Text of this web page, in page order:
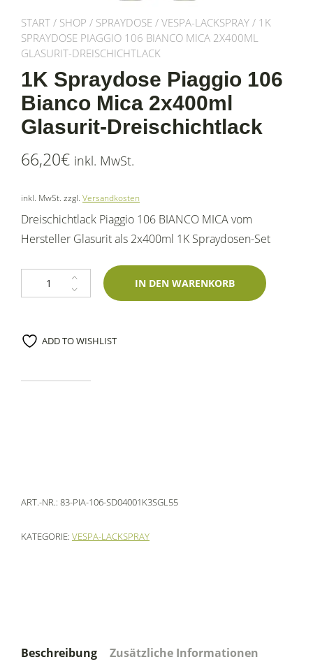
START / SHOP / SPRAYDOSE / VESPA-LACKSPRAY / 1K
SPRAYDOSE PIAGGIO 106 BIANCO MICA 2X400ML
GLASURIT-DREISCHICHTLACK
1K Spraydose Piaggio 106
Bianco Mica 2x400ml
Glasurit-Dreischichtlack
66,20€ inkl. MwSt.
inkl. MwSt. zzgl. Versandkosten
Dreischichtlack Piaggio 106 BIANCO MICA vom
Hersteller Glasurit als 2x400ml 1K Spraydosen-Set
1K Spraydose Piaggio 106 Bianco Mica 2x400ml Glasurit-Dreischichtlack
IN DEN WARENKORB
ADD TO WISHLIST
ART.-NR.: 83-PIA-106-SD04001K3SGL55
KATEGORIE: VESPA-LACKSPRAY
Beschreibung Zusätzliche Informationen